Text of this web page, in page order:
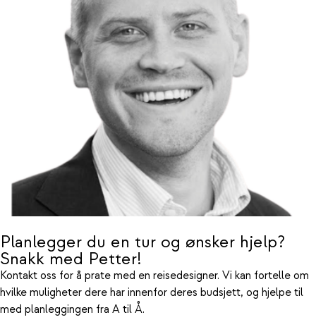
Planlegger du en tur og ønsker hjelp?
Snakk med Petter!
Kontakt oss for å prate med en reisedesigner. Vi kan fortelle om
hvilke muligheter dere har innenfor deres budsjett, og hjelpe til
med planleggingen fra A til Å.